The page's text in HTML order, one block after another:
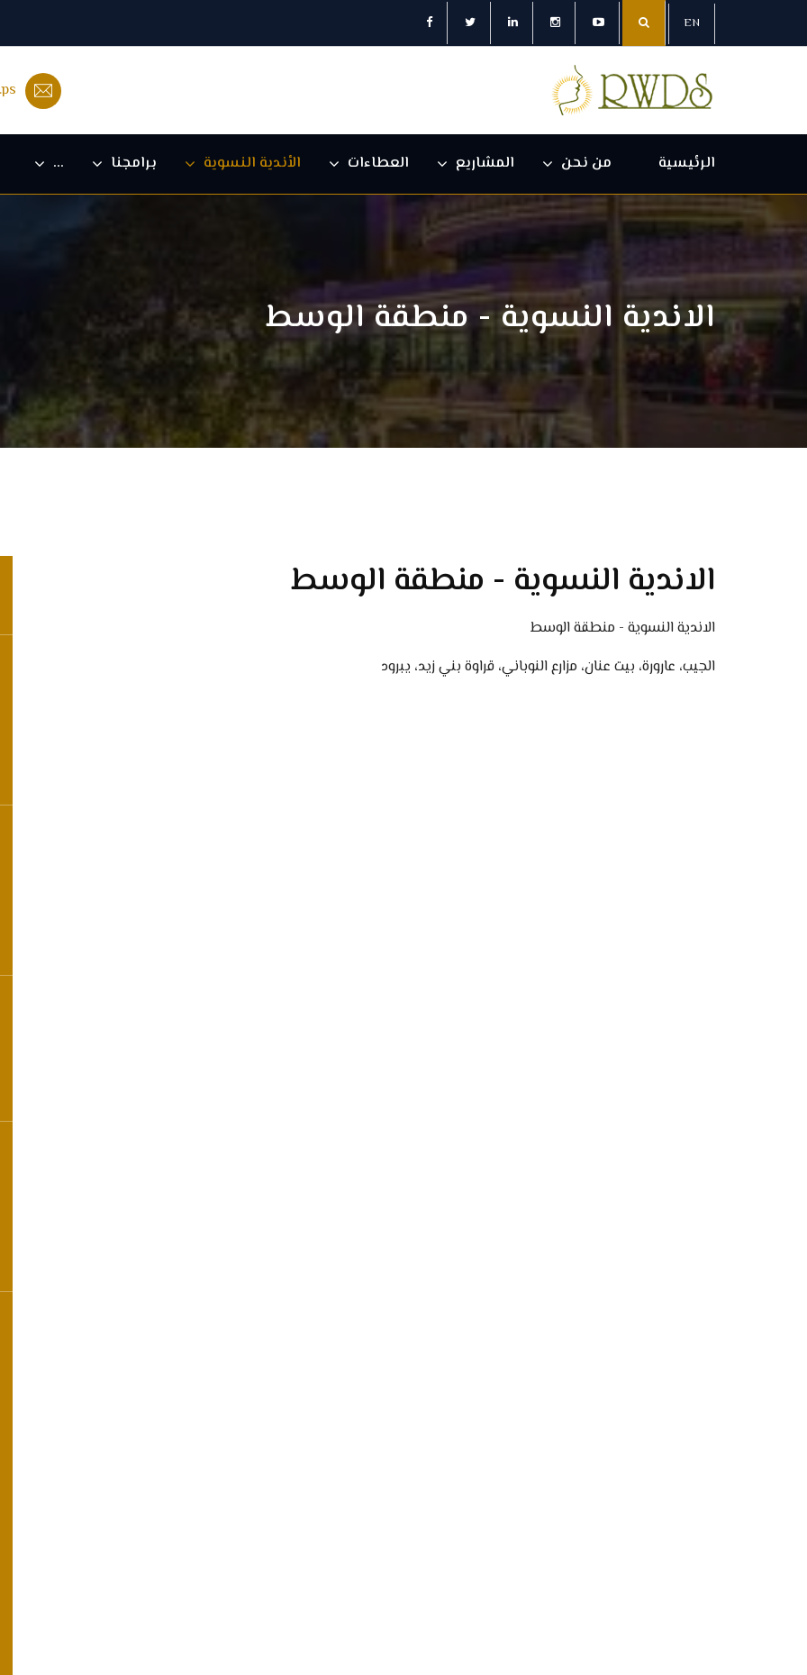
EN
الرئيسية من نحن المشاريع العطاءات الأندية النسوية برامجنا ...
الاندية النسوية - منطقة الوسط
الاندية النسوية - منطقة الوسط
الاندية النسوية - منطقة الوسط
الجيب، عارورة، بيت عنان، مزارع النوباني، قراوة بني زيد، يبرود